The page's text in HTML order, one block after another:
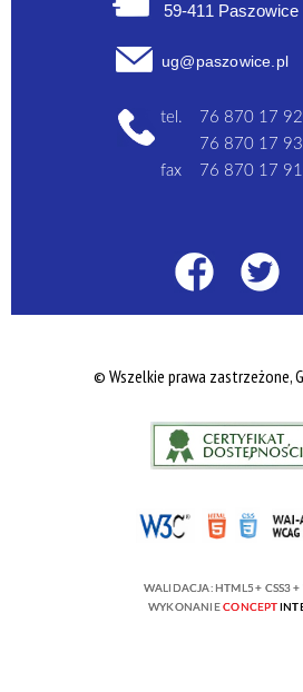
59-411 Paszowice
ug@paszowice.pl
tel.
76 870 17 92
76 870 17 93
fax
76 870 17 91
© Wszelkie prawa zastrzeżone,
WALIDACJA: HTML5 + CSS3 +
WYKONANIECONCEPT